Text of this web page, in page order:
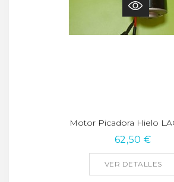
Motor Picadora Hielo
62,50 €
VER DETALLES